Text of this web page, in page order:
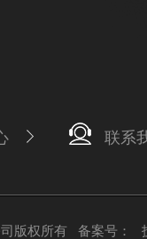
联系
版权所有 备案号：